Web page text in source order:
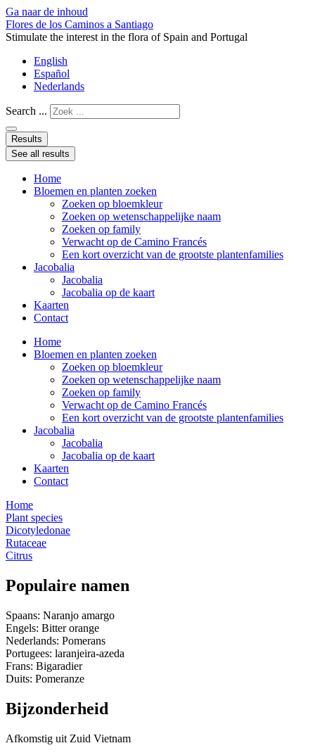
Ga naar de inhoud
Flores de los Caminos a Santiago
Stimulate the interest in the flora of Spain and Portugal
English
Español
Nederlands
Search ...
Results
See all results
Home
Bloemen en planten zoeken
Zoeken op bloemkleur
Zoeken op wetenschappelijke naam
Zoeken op family
Verwacht op de Camino Francés
Een kort overzicht van de grootste plantenfamilies
Jacobalia
Jacobalia
Jacobalia op de kaart
Kaarten
Contact
Home
Bloemen en planten zoeken
Zoeken op bloemkleur
Zoeken op wetenschappelijke naam
Zoeken op family
Verwacht op de Camino Francés
Een kort overzicht van de grootste plantenfamilies
Jacobalia
Jacobalia
Jacobalia op de kaart
Kaarten
Contact
Home
Plant species
Dicotyledonae
Rutaceae
Citrus
Populaire namen
Spaans: Naranjo amargo
Engels: Bitter orange
Nederlands: Pomerans
Portugees: laranjeira-azeda
Frans: Bigaradier
Duits: Pomeranze
Bijzonderheid
Afkomstig uit Zuid Vietnam